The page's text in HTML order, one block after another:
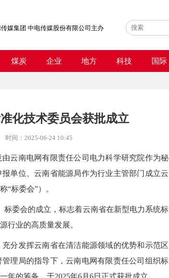
媒集团 中电传媒股份有限公司主办
煤炭 企业 地方 科技 国际
化技术委员会获批成立
时间： 2025-06-24 10:45
南电网有限责任公司电力科学研究院作为秘
单位、云南省能源局作为行业主管部门成立云
“标委会”）。
委会的成立，标志着云南省在新型电力系统标
行业的高质量发展。
发挥云南省在清洁能源领域的优势和示范区
理局的指导下，云南电网有限责任公司组织标
年的筹备，于2025年6月6日正式获批成立。